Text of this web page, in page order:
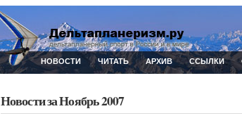
НОВОСТИ ЧИТАТЬ АРХИВ ССЫЛКИ
Новости за Ноябрь 2007